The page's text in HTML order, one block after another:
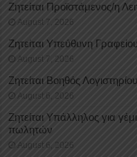
Ζητείται Προϊστάμενος/η
August 7, 2026
Ζητείται Υπεύθυνη
August 7, 2026
Ζητείται Βοηθός Λογιστηρίου
August 6, 2026
Ζητείται Υπάλληλος για
πωλητών
August 6, 2026